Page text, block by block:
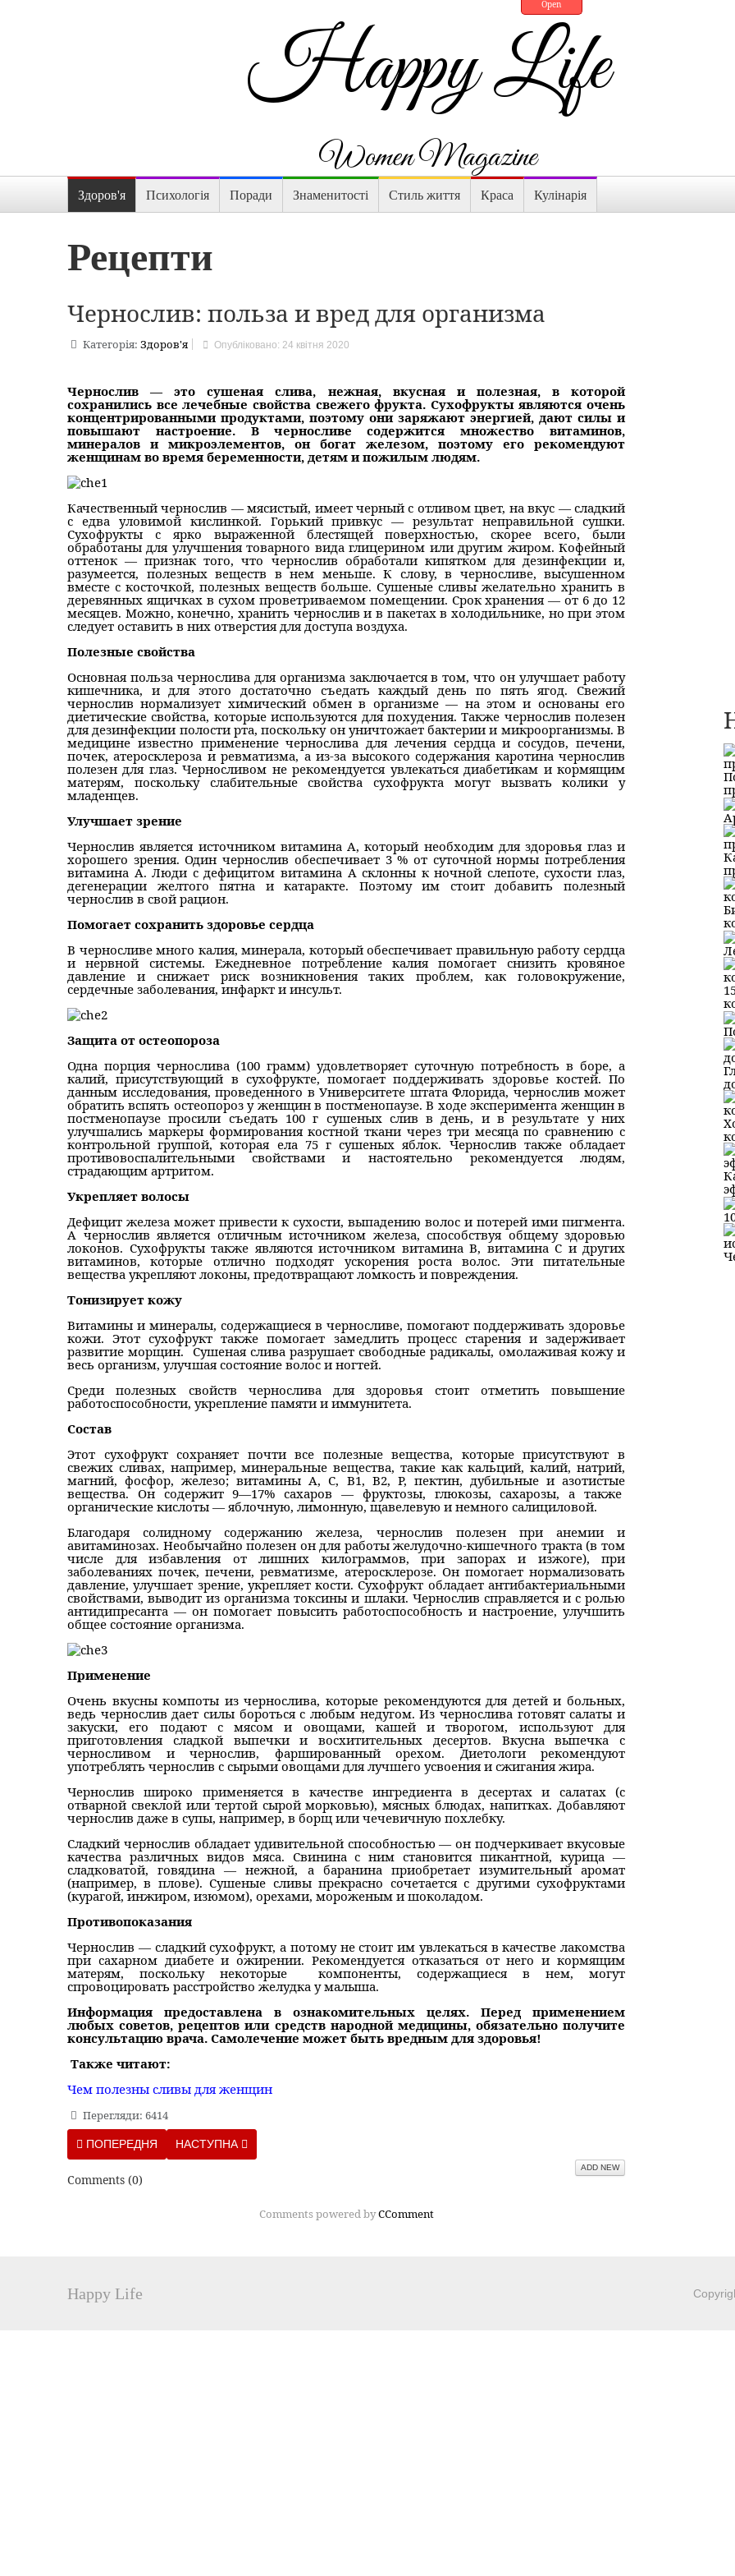
Open
Happy Life
Women Magazine
Здоров'я Психологія Поради Знаменитості Стиль життя Краса Кулінарія
Рецепти
Чернослив: польза и вред для организма
Категорія:Здоров'я Опубліковано: 24 квітня 2020
Чернослив — это сушеная слива, нежная, вкусная и полезная, в которой
сохранились все лечебные свойства свежего фрукта. Сухофрукты являются очень
концентрированными продуктами, поэтому они заряжают энергией, дают силы и
повышают настроение. В черносливе содержится множество витаминов,
минералов и микроэлементов, он богат железом, поэтому его рекомендуют
женщинам во время беременности, детям и пожилым людям.
Качественный чернослив — мясистый, имеет черный с отливом цвет, на вкус — сладкий
с едва уловимой кислинкой. Горький привкус — результат неправильной сушки.
Сухофрукты с ярко выраженной блестящей поверхностью, скорее всего, были
обработаны для улучшения товарного вида глицерином или другим жиром. Кофейный
оттенок — признак того, что чернослив обработали кипятком для дезинфекции и,
разумеется, полезных веществ в нем меньше. К слову, в черносливе, высушенном
вместе с косточкой, полезных веществ больше. Сушеные сливы желательно хранить в
деревянных ящичках в сухом проветриваемом помещении. Срок хранения — от 6 до 12
месяцев. Можно, конечно, хранить чернослив и в пакетах в холодильнике, но при этом
следует оставить в них отверстия для доступа воздуха.
Полезные свойства
Основная польза чернослива для организма заключается в том, что он улучшает работу
кишечника, и для этого достаточно съедать каждый день по пять ягод. Свежий
чернослив нормализует химический обмен в организме — на этом и основаны его
диетические свойства, которые используются для похудения. Также чернослив полезен
для дезинфекции полости рта, поскольку он уничтожает бактерии и микроорганизмы. В
медицине известно применение чернослива для лечения сердца и сосудов, печени,
почек, атеросклероза и ревматизма, а из-за высокого содержания каротина чернослив
полезен для глаз. Черносливом не рекомендуется увлекаться диабетикам и кормящим
матерям, поскольку слабительные свойства сухофрукта могут вызвать колики у
младенцев.
Улучшает зрение
Чернослив является источником витамина А, который необходим для здоровья глаз и
хорошего зрения. Один чернослив обеспечивает 3 % от суточной нормы потребления
витамина А. Люди с дефицитом витамина А склонны к ночной слепоте, сухости глаз,
дегенерации желтого пятна и катаракте. Поэтому им стоит добавить полезный
чернослив в свой рацион.
Помогает сохранить здоровье сердца
В черносливе много калия, минерала, который обеспечивает правильную работу сердца
и нервной системы. Ежедневное потребление калия помогает снизить кровяное
давление и снижает риск возникновения таких проблем, как головокружение,
сердечные заболевания, инфаркт и инсульт.
Защита от остеопороза
Одна порция чернослива (100 грамм) удовлетворяет суточную потребность в боре, а
калий, присутствующий в сухофрукте, помогает поддерживать здоровье костей. По
данным исследования, проведенного в Университете штата Флорида, чернослив может
обратить вспять остеопороз у женщин в постменопаузе. В ходе эксперимента женщин в
постменопаузе просили съедать 100 г сушеных слив в день, и в результате у них
улучшались маркеры формирования костной ткани через три месяца по сравнению с
контрольной группой, которая ела 75 г сушеных яблок. Чернослив также обладает
противовоспалительными свойствами и настоятельно рекомендуется людям,
страдающим артритом.
Укрепляет волосы
Дефицит железа может привести к сухости, выпадению волос и потерей ими пигмента.
А чернослив является отличным источником железа, способствуя общему здоровью
локонов. Сухофрукты также являются источником витамина В, витамина С и других
витаминов, которые отлично подходят ускорения роста волос. Эти питательные
вещества укрепляют локоны, предотвращают ломкость и повреждения.
Тонизирует кожу
Витамины и минералы, содержащиеся в черносливе, помогают поддерживать здоровье
кожи. Этот сухофрукт также помогает замедлить процесс старения и задерживает
развитие морщин. Сушеная слива разрушает свободные радикалы, омолаживая кожу и
весь организм, улучшая состояние волос и ногтей.
Среди полезных свойств чернослива для здоровья стоит отметить повышение
работоспособности, укрепление памяти и иммунитета.
Состав
Этот сухофрукт сохраняет почти все полезные вещества, которые присутствуют в
свежих сливах, например, минеральные вещества, такие как кальций, калий, натрий,
магний, фосфор, железо; витамины А, С, В1, В2, Р, пектин, дубильные и азотистые
вещества. Он содержит 9—17% сахаров — фруктозы, глюкозы, сахарозы, а также
органические кислоты — яблочную, лимонную, щавелевую и немного салициловой.
Благодаря солидному содержанию железа, чернослив полезен при анемии и
авитаминозах. Необычайно полезен он для работы желудочно-кишечного тракта (в том
числе для избавления от лишних килограммов, при запорах и изжоге), при
заболеваниях почек, печени, ревматизме, атеросклерозе. Он помогает нормализовать
давление, улучшает зрение, укрепляет кости. Сухофрукт обладает антибактериальными
свойствами, выводит из организма токсины и шлаки. Чернослив справляется и с ролью
антидипресанта — он помогает повысить работоспособность и настроение, улучшить
общее состояние организма.
Применение
Очень вкусны компоты из чернослива, которые рекомендуются для детей и больных,
ведь чернослив дает силы бороться с любым недугом. Из чернослива готовят салаты и
закуски, его подают с мясом и овощами, кашей и творогом, используют для
приготовления сладкой выпечки и восхитительных десертов. Вкусна выпечка с
черносливом и чернослив, фаршированный орехом. Диетологи рекомендуют
употреблять чернослив с сырыми овощами для лучшего усвоения и сжигания жира.
Чернослив широко применяется в качестве ингредиента в десертах и салатах (с
отварной свеклой или тертой сырой морковью), мясных блюдах, напитках. Добавляют
чернослив даже в супы, например, в борщ или чечевичную похлебку.
Сладкий чернослив обладает удивительной способностью — он подчеркивает вкусовые
качества различных видов мяса. Свинина с ним становится пикантной, курица —
сладковатой, говядина — нежной, а баранина приобретает изумительный аромат
(например, в плове). Сушеные сливы прекрасно сочетается с другими сухофруктами
(курагой, инжиром, изюмом), орехами, мороженым и шоколадом.
Противопоказания
Чернослив — сладкий сухофрукт, а потому не стоит им увлекаться в качестве лакомства
при сахарном диабете и ожирении. Рекомендуется отказаться от него и кормящим
матерям, поскольку некоторые компоненты, содержащиеся в нем, могут
спровоцировать расстройство желудка у малыша.
Информация предоставлена в ознакомительных целях. Перед применением
любых советов, рецептов или средств народной медицины, обязательно получите
консультацию врача. Самолечение может быть вредным для здоровья!
Также читают:
Чем полезны сливы для женщин
Перегляди: 6414
ПОПЕРЕДНЯ СТАТТЯ: ТОП-5 СПЕЦИЙ ДЛЯ УКРЕПЛЕНИЯ ИММУНИТЕТА
ПОПЕРЕДНЯ НАСТУПНА СТАТТЯ: 10 ПРИВЫЧНЫХ ВЕЩЕЙ ДОМЕ, ИЗ-ЗА КОТОРЫХ МОЖНО ЗАБОЛЕТЬ
НАСТУПНА
Comments (0)
ADD NEW
Comments powered byCComment
Happy Life